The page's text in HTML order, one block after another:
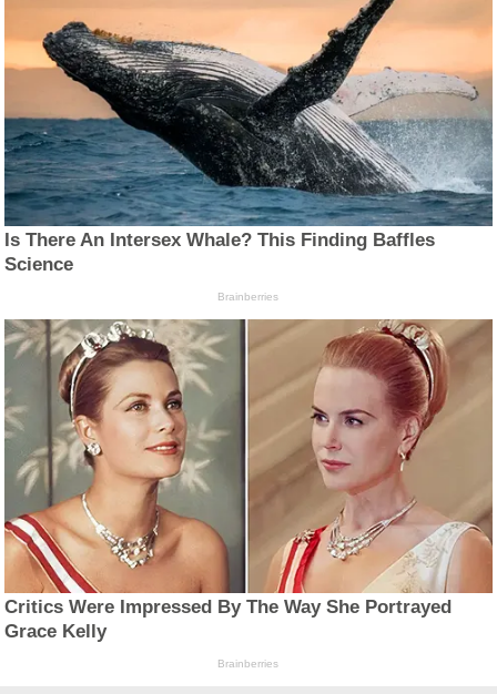
Is There An Intersex Whale? This Finding Baffles
Science
Brainberries
Critics Were Impressed By The Way She Portrayed
Grace Kelly
Brainberries